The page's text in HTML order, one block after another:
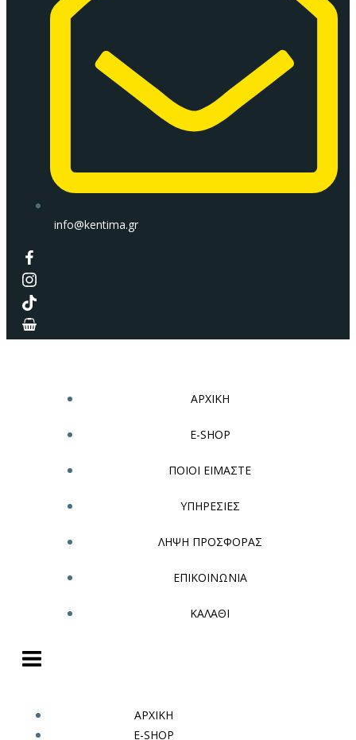
info@kentima.gr
ΑΡΧΙΚΗ
E-SHOP
ΠΟΙΟΙ ΕΙΜΑΣΤΕ
ΥΠΗΡΕΣΙΕΣ
ΛΗΨΗ ΠΡΟΣΦΟΡΑΣ
ΕΠΙΚΟΙΝΩΝΙΑ
ΚΑΛΑΘΙ
ΑΡΧΙΚΗ
E-SHOP